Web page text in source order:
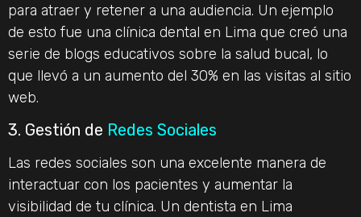
para atraer y retener a una audiencia. Un ejemplo
de esto fue una clínica dental en Lima que creó una
serie de blogs educativos sobre la salud bucal, lo
que llevó a un aumento del 30% en las visitas al sitio
web.
3. Gestión de Redes Sociales
Las redes sociales son una excelente manera de
interactuar con los pacientes y aumentar la
visibilidad de tu clínica. Un dentista en Lima